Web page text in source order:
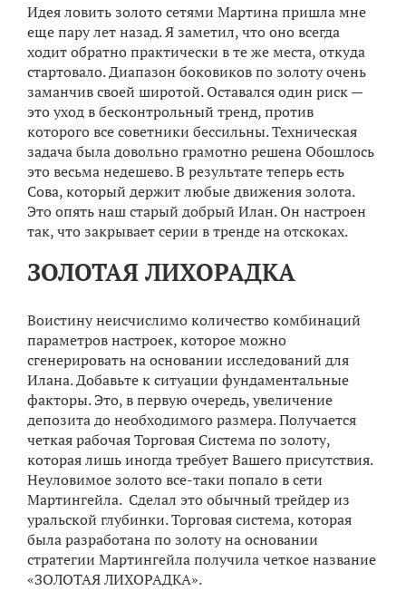
Идея ловить золото сетями Мартина пришла мне
еще пару лет назад. Я заметил, что оно всегда
ходит обратно практически в те же места, откуда
стартовало. Диапазон боковиков по золоту очень
заманчив своей широтой. Оставался один риск —
это уход в бесконтрольный тренд, против
которого все советники бессильны. Техническая
задача была довольно грамотно решена Обошлось
это весьма недешево. В результате теперь есть
Сова, который держит любые движения золота.
Это опять наш старый добрый Илан. Он настроен
так, что закрывает серии в тренде на отскоках.
ЗОЛОТАЯ ЛИХОРАДКА
Воистину неисчислимо количество комбинаций
параметров настроек, которое можно
сгенерировать на основании исследований для
Илана. Добавьте к ситуации фундаментальные
факторы. Это, в первую очередь, увеличение
депозита до необходимого размера. Получается
четкая рабочая Торговая Система по золоту,
которая лишь иногда требует Вашего присутствия.
Неуловимое золото все-таки попало в сети
Мартингейла. Сделал это обычный трейдер из
уральской глубинки. Торговая система, которая
была разработана по золоту на основании
стратегии Мартингейла получила четкое название
«ЗОЛОТАЯ ЛИХОРАДКА».